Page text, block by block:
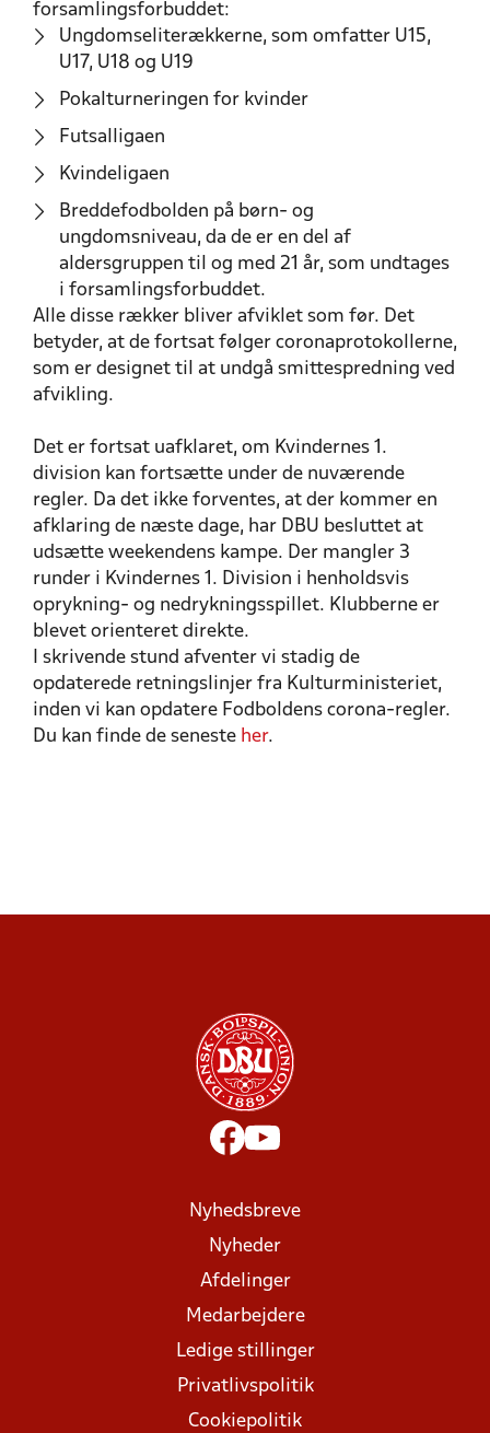
forsamlingsforbuddet:
Ungdomseliterækkerne, som omfatter U15,
U17, U18 og U19
Pokalturneringen for kvinder
Futsalligaen
Kvindeligaen
Breddefodbolden på børn- og
ungdomsniveau, da de er en del af
aldersgruppen til og med 21 år, som undtages
i forsamlingsforbuddet.
Alle disse rækker bliver afviklet som før. Det
betyder, at de fortsat følger coronaprotokollerne,
som er designet til at undgå smittespredning ved
afvikling.
Det er fortsat uafklaret, om Kvindernes 1.
division kan fortsætte under de nuværende
regler. Da det ikke forventes, at der kommer en
afklaring de næste dage, har DBU besluttet at
udsætte weekendens kampe. Der mangler 3
runder i Kvindernes 1. Division i henholdsvis
oprykning- og nedrykningsspillet. Klubberne er
blevet orienteret direkte.
I skrivende stund afventer vi stadig de
opdaterede retningslinjer fra Kulturministeriet,
inden vi kan opdatere Fodboldens corona-regler.
Du kan finde de seneste her.
Nyhedsbreve
Nyheder
Afdelinger
Medarbejdere
Ledige stillinger
Privatlivspolitik
Cookiepolitik